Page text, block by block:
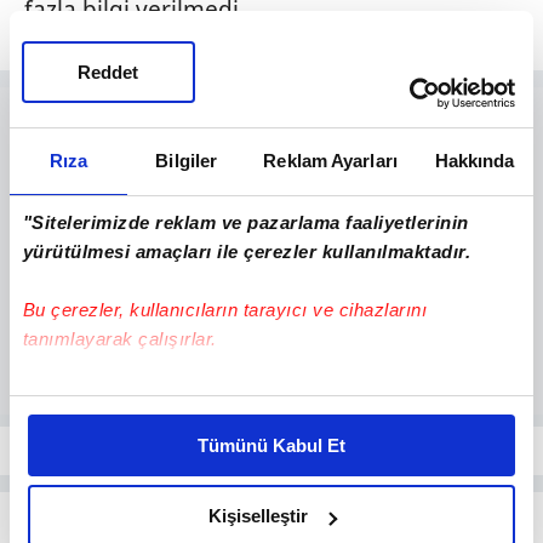
Rıza Bilgiler Reklam Ayarları Hakkında
"Sitelerimizde reklam ve pazarlama faaliyetlerinin
yürütülmesi amaçları ile çerezler kullanılmaktadır.
Bu çerezler, kullanıcıların tarayıcı ve cihazlarını
tanımlayarak çalışırlar.
Bu çerezlere izin vermeniz halinde sizlere özel
daha iyi reklam deneyimi yaşatabiliriz. Bunu yaparken
amacımızın size daha iyi bir reklam deneyimi sunmak
olduğunu ve sizlere en iyi içerikleri sunabilmek adına
Tümünü Kabul Et
Kişiselleştir
Reddet
fazla bilgi verilmedi.